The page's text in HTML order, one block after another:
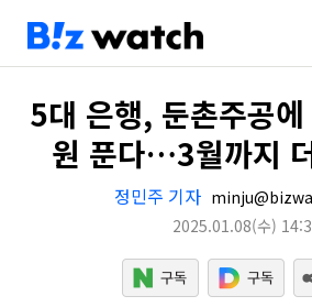
5대 은행, 둔촌주공
원 푼다…3월까지
정민주 기자
2025.01.08(수)